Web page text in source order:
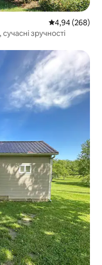
Середня
4,94 (268)
зручності